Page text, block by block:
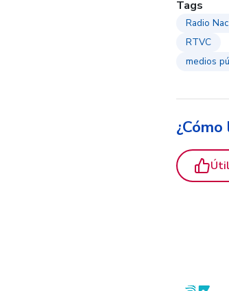
Tags
Radio
RTVC
medios
Útil